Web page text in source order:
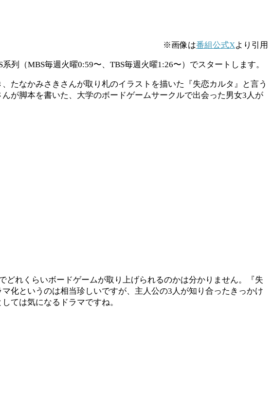
※画像は番組公式Xより引用
列（MBS毎週火曜0:59〜、TBS毎週火曜1:26〜）でスタートします。
たなかみさきさんが取り札のイラストを描いた『失恋カルタ』と言う
が脚本を書いた、大学のボードゲームサークルで出会った男女3人が
れくらいボードゲームが取り上げられるのかは分かりません。『失
化というのは相当珍しいですが、主人公の3人が知り合ったきっかけ
ては気になるドラマですね。